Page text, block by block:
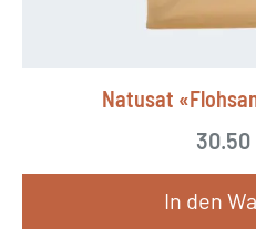
Natusat
30.50
In den